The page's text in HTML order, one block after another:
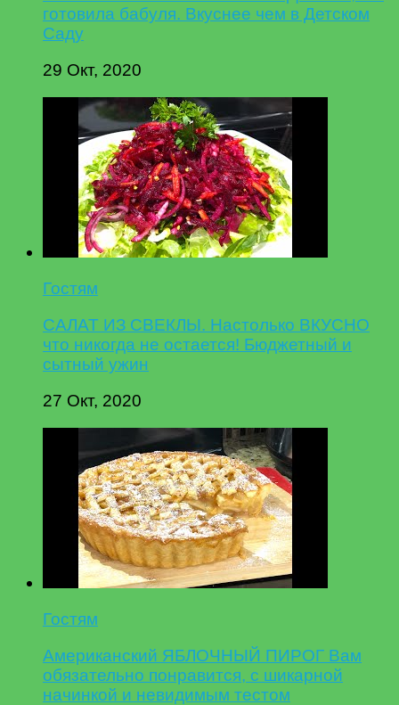
готовила бабуля. Вкуснее чем в Детском
Саду
29 Окт, 2020
Гостям
САЛАТ ИЗ СВЕКЛЫ. Настолько ВКУСНО
что никогда не остается! Бюджетный и
сытный ужин
27 Окт, 2020
Гостям
Американский ЯБЛОЧНЫЙ ПИРОГ Вам
обязательно понравится, с шикарной
начинкой и невидимым тестом